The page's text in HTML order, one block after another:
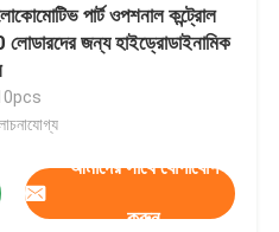
পার্ট ওপশনাল কন্ট্রোল
জন্য হাইড্রোডাইনামিক
আমাদের সাথে যোগাযোগ
করুন